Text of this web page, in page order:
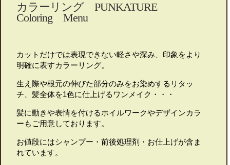
カラーリング PUNKATURE
Coloring Menu
カットだけでは表現できない軽さや深み、印象をより
明確に表すカラーリング。
生え際や根元の伸びた部分のみをお染めするリタッ
チ、髪全体を1色に仕上げるワンメイク・・・
髪に動きや表情を付けるホイルワークやデザインカラ
ーもご用意しております。
お値段にはシャンプー・前後処理剤・お仕上げが含ま
れています。